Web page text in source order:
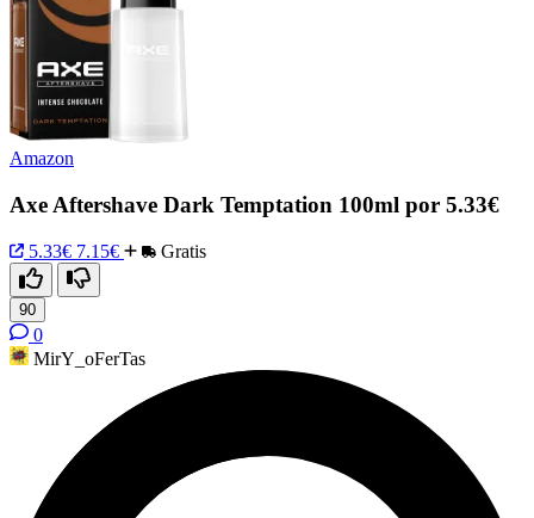
Amazon
Axe Aftershave Dark Temptation 100ml por 5.33€
5.33€ 7.15€ Gratis
90
0
MirY_oFerTas